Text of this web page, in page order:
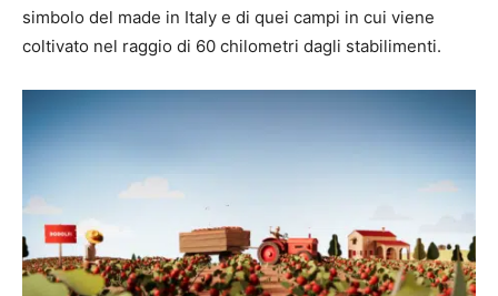
simbolo del made in Italy e di quei campi in cui viene
coltivato nel raggio di 60 chilometri dagli stabilimenti.